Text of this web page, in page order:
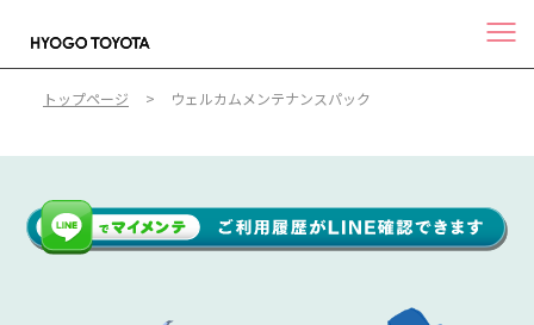
トップページ ウェルカムメンテナンスパック